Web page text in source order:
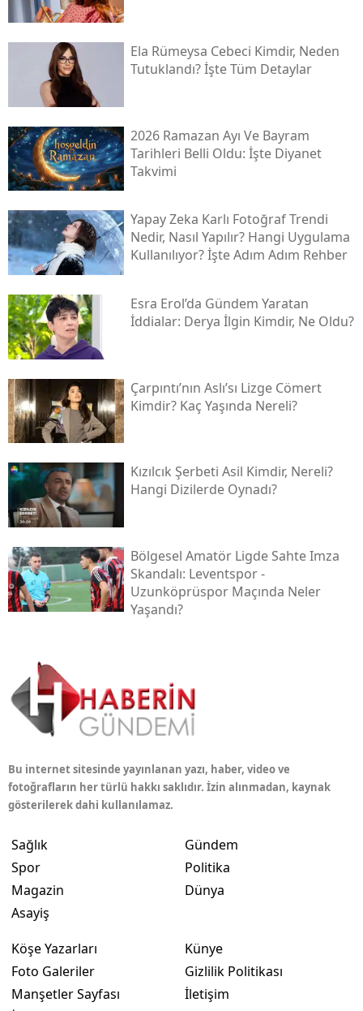
Ela Rümeysa Cebeci Kimdir, Neden
Tutuklandı? İşte Tüm Detaylar
2026 Ramazan Ayı Ve Bayram
Tarihleri Belli Oldu: İşte Diyanet
Takvimi
Yapay Zeka Karlı Fotoğraf Trendi
Nedir, Nasıl Yapılır? Hangi Uygulama
Kullanılıyor? İşte Adım Adım Rehber
Esra Erol’da Gündem Yaratan
İddialar: Derya İlgin Kimdir, Ne Oldu?
Çarpıntı’nın Aslı’sı Lizge Cömert
Kimdir? Kaç Yaşında Nereli?
Kızılcık Şerbeti Asil Kimdir, Nereli?
Hangi Dizilerde Oynadı?
Bölgesel Amatör Ligde Sahte Imza
Skandalı: Leventspor -
Uzunköprüspor Maçında Neler
Yaşandı?
Bu internet sitesinde yayınlanan yazı, haber, video ve
fotoğrafların her türlü hakkı saklıdır. İzin alınmadan, kaynak
gösterilerek dahi kullanılamaz.
Sağlık
Spor
Magazin
Asayiş
Gündem
Politika
Dünya
Köşe Yazarları
Foto Galeriler
Manşetler Sayfası
Künye
Gizlilik Politikası
İletişim